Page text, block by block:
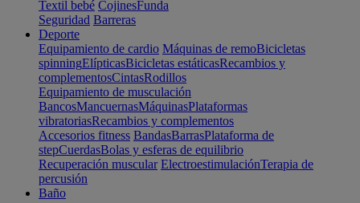
Textil bebé CojinesFunda
Seguridad Barreras
Deporte
Equipamiento de cardio Máquinas de remoBicicletas
spinningElípticasBicicletas estáticasRecambios y
complementosCintasRodillos
Equipamiento de musculación
BancosMancuernasMáquinasPlataformas
vibratoriasRecambios y complementos
Accesorios fitness BandasBarrasPlataforma de
stepCuerdasBolas y esferas de equilibrio
Recuperación muscular ElectroestimulaciónTerapia de
percusión
Baño